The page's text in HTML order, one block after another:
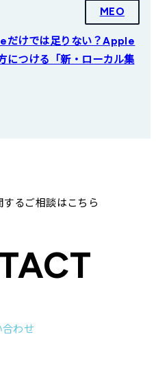
MEO
だけでは足りない？Apple
につける「新・ローカル集
るご相談はこちら
わせ